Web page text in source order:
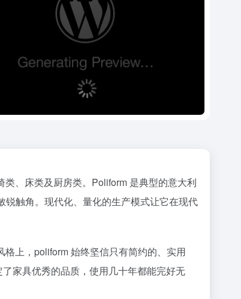
、床类及厨房类。Poliform 是典型的意大利
触角。现代化、量化的生产模式让它在现代
上，poliform 始终坚信只有简约的、实用
家具优秀的品质，使用几十年都能完好无